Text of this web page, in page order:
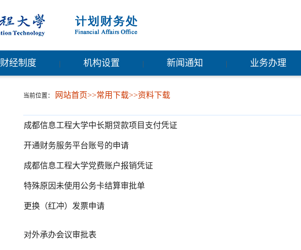
财经制度 机构设置 新闻通知 业务办理
当前位置： 网站首页>>常用下载>>资料下载
成都信息工程大学中长期贷款项目支付凭证
开通财务服务平台账号的申请
成都信息工程大学党费账户报销凭证
特殊原因未使用公务卡结算审批单
更换（红冲）发票申请
对外承办会议审批表